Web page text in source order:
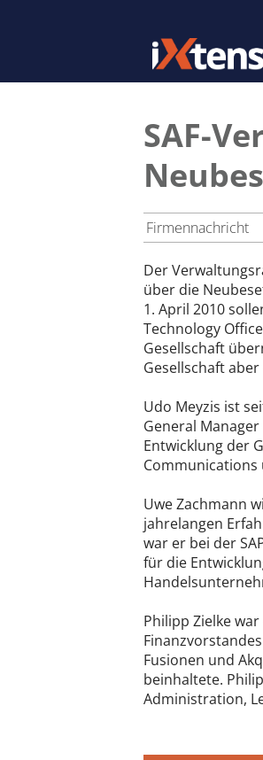
SAF-
Firmennachricht
Der
über die
1. April 2010
Technology
Gesellschaft
Gesellschaft
Udo Meyzis ist
General
Entwicklung der
Communications
Uwe Zachmann
jahrelangen
war er bei der
für die
Philipp Zielke
Fusionen und
beinhaltete.
Administration,